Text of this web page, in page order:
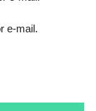
e-mail.